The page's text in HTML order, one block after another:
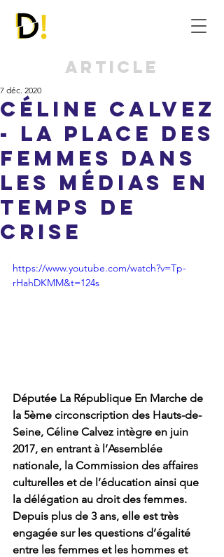
Article
Céline Calvez
- La place des
femmes dans
les médias en
temps de
crise
7 déc. 2020
https://www.youtube.com/watch?v=Tp-
rHahDKMM&t=124s
Députée La République En Marche de
la 5ème circonscription des Hauts-de-
Seine, Céline Calvez intègre en juin
2017, en entrant à l’Assemblée
nationale, la Commission des affaires
culturelles et de l’éducation ainsi que
la délégation au droit des femmes.
Depuis plus de 3 ans, elle est très
engagée sur les questions d’égalité
entre les femmes et les hommes et